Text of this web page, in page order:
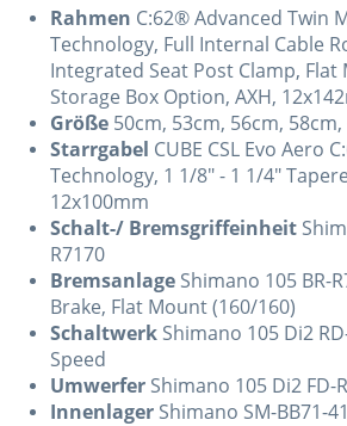
Rahmen C:62® Advanced Twin
Technology, Full Internal Cable
Integrated Seat Post Clamp, Flat
Storage Box Option, AXH,
Größe 50cm, 53cm, 56cm,
Starrgabel CUBE CSL Evo Aero
Technology, 1 1/8" - 1 1/4"
12x100mm
Schalt-/ Bremsgriffeinheit
R7170
Bremsanlage Shimano 105 BR-
Brake, Flat Mount (160/160)
Schaltwerk Shimano 105 Di2
Speed
Umwerfer Shimano 105 Di2 FD-
Innenlager Shimano SM-BB71-